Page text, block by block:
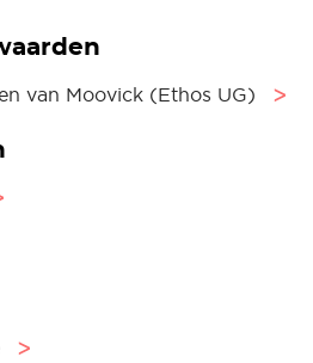
van Moovick (Ethos UG) ᐳ
ᐳ